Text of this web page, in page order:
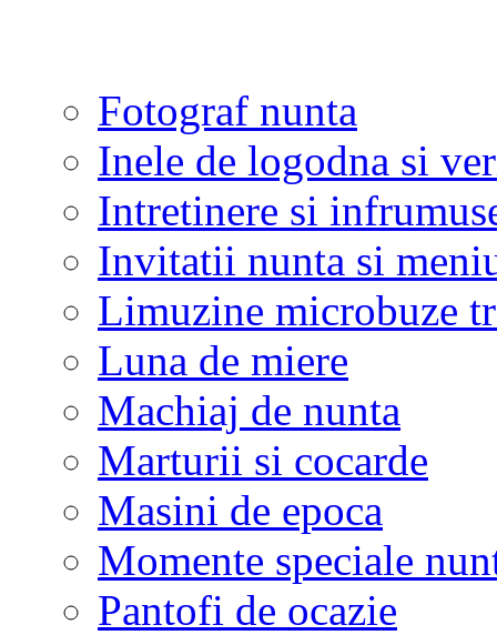
Fotograf nunta
Inele de logodna si
Intretinere si
Invitatii nunta si
Limuzine microbuze
Luna de miere
Machiaj de nunta
Marturii si cocarde
Masini de epoca
Momente speciale
Pantofi de ocazie